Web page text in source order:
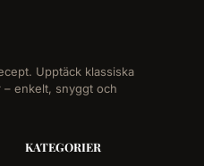
Upptäck klassiska
enkelt, snyggt och
KATEGORIER